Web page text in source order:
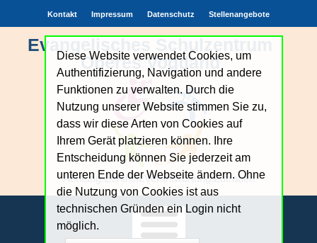
Evangelisches Schulzentrum
Oberes Vogtland
Achtung.Echtheit.Verantwortung.Zutrauen
Kontakt Impressum Datenschutz Stellenangebote
Diese Website verwendet Cookies, um
Authentifizierung, Navigation und andere
Funktionen zu verwalten. Durch die
Nutzung unserer Website stimmen Sie zu,
dass wir diese Arten von Cookies auf
Ihrem Gerät platzieren können. Ihre
Entscheidung können Sie jederzeit am
unteren Ende der Webseite ändern. Ohne
die Nutzung von Cookies ist aus
technischen Gründen ein Login nicht
möglich.